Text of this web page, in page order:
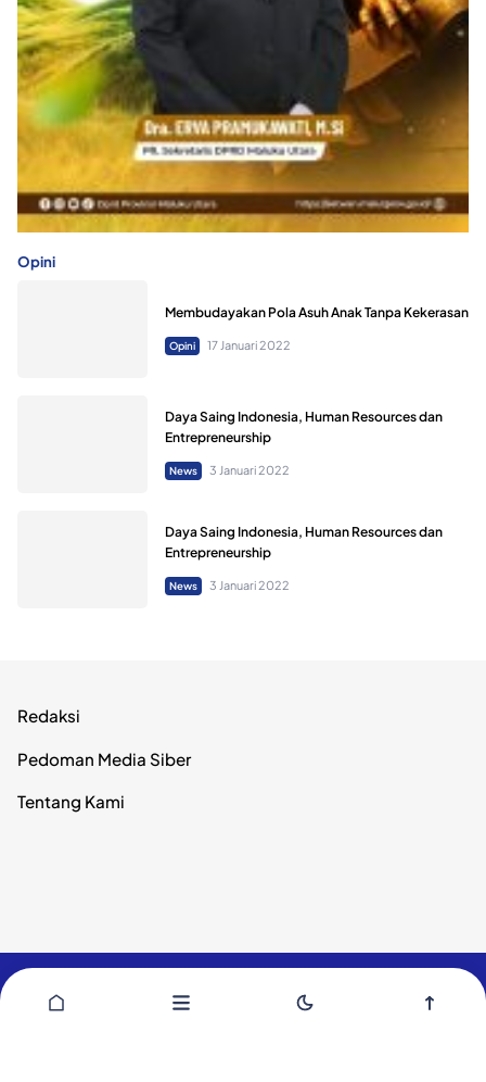
Opini
Membudayakan Pola Asuh Anak Tanpa Kekerasan
Opini 17 Januari 2022
Daya Saing Indonesia, Human Resources dan
Entrepreneurship
News 3 Januari 2022
Daya Saing Indonesia, Human Resources dan
Entrepreneurship
News 3 Januari 2022
Redaksi
Pedoman Media Siber
Tentang Kami